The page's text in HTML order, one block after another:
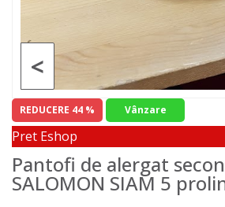
<
REDUCERE 44 % Vânzare
Pret Eshop
Pantofi de alergat
SALOMON SIAM 5